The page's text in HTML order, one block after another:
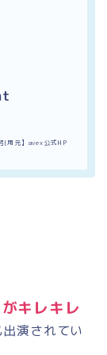
引用元】avex公式HP
キレキレ
演されてい